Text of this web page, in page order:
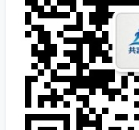
视频。 挂车变现： 按…